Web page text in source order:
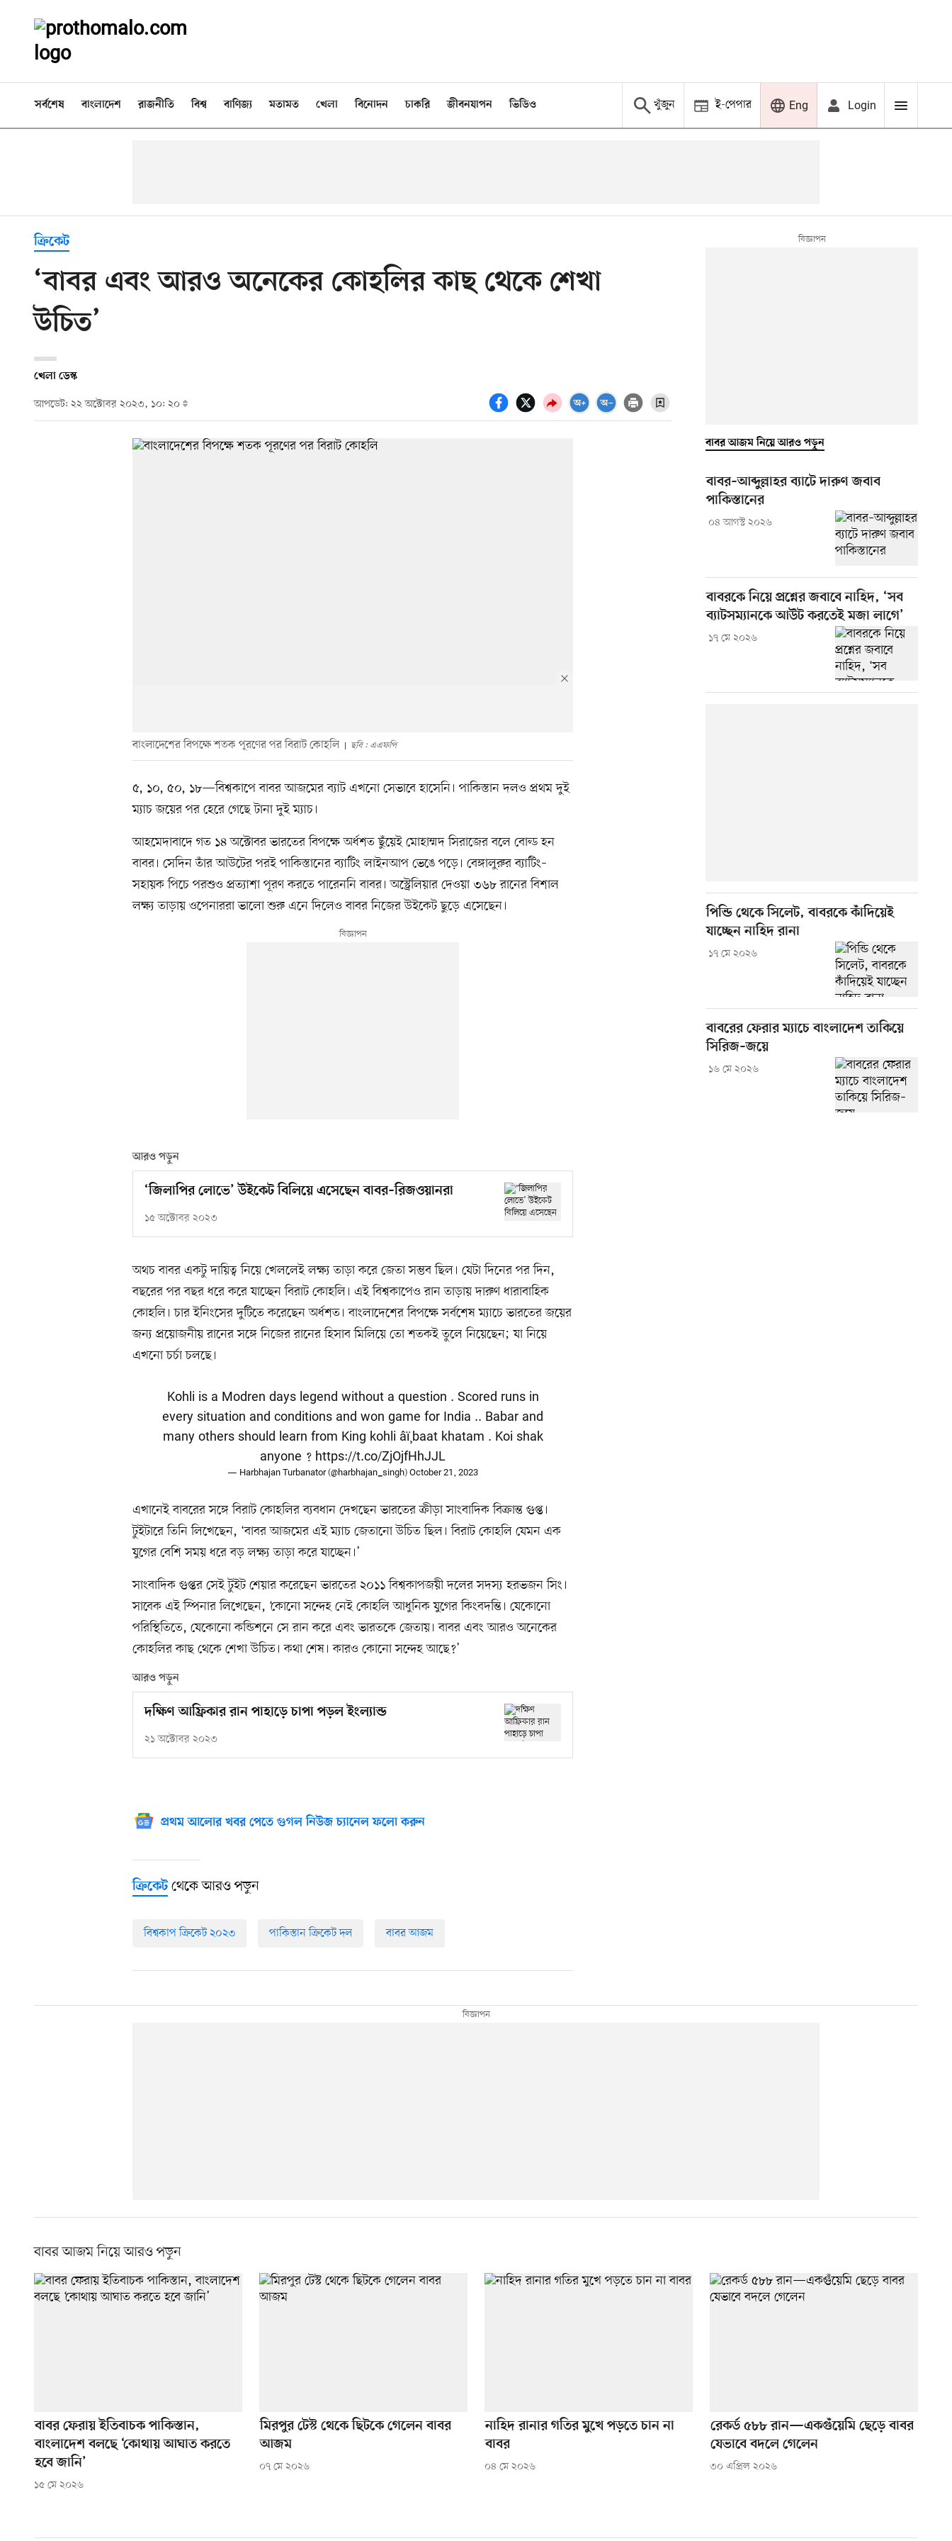
সর্বশেষ বাংলাদেশ রাজনীতি বিশ্ব বাণিজ্য মতামত খেলা বিনোদন চাকরি জীবনযাপন ভিডিও খুঁজুন ই-পেপার Eng Login
ক্রিকেট
‘বাবর এবং আরও অনেকের কোহলির কাছ থেকে শেখা
উচিত’
খেলা ডেস্ক
আপডেট: ২২ অক্টোবর ২০২৩, ১০: ২০
বাংলাদেশের বিপক্ষে শতক পূরণের পর বিরাট কোহলি ছবি : এএফপি
৫, ১০, ৫০, ১৮—বিশ্বকাপে বাবর আজমের ব্যাট এখনো সেভাবে হাসেনি। পাকিস্তান দলও প্রথম দুই
ম্যাচ জয়ের পর হেরে গেছে টানা দুই ম্যাচ।
আহমেদাবাদে গত ১৪ অক্টোবর ভারতের বিপক্ষে অর্ধশত ছুঁয়েই মোহাম্মদ সিরাজের বলে বোল্ড হন
বাবর। সেদিন তাঁর আউটের পরই পাকিস্তানের ব্যাটিং লাইনআপ ভেঙে পড়ে। বেঙ্গালুরুর ব্যাটিং–
সহায়ক পিচে পরশুও প্রত্যাশা পূরণ করতে পারেননি বাবর। অস্ট্রেলিয়ার দেওয়া ৩৬৮ রানের বিশাল
লক্ষ্য তাড়ায় ওপেনাররা ভালো শুরু এনে দিলেও বাবর নিজের উইকেট ছুড়ে এসেছেন।
আরও পড়ুন
‘জিলাপির লোভে’ উইকেট বিলিয়ে এসেছেন বাবর–রিজওয়ানরা
১৫ অক্টোবর ২০২৩
অথচ বাবর একটু দায়িত্ব নিয়ে খেললেই লক্ষ্য তাড়া করে জেতা সম্ভব ছিল। যেটা দিনের পর দিন,
বছরের পর বছর ধরে করে যাচ্ছেন বিরাট কোহলি। এই বিশ্বকাপেও রান তাড়ায় দারুণ ধারাবাহিক
কোহলি। চার ইনিংসের দুটিতে করেছেন অর্ধশত। বাংলাদেশের বিপক্ষে সর্বশেষ ম্যাচে ভারতের জয়ের
জন্য প্রয়োজনীয় রানের সঙ্গে নিজের রানের হিসাব মিলিয়ে তো শতকই তুলে নিয়েছেন; যা নিয়ে
এখনো চর্চা চলছে।
Kohli is a Modren days legend without a question . Scored runs in
every situation and conditions and won game for India .. Babar and
many others should learn from King kohli âï¸baat khatam . Koi shak
anyone ? https://t.co/ZjOjfHhJJL
— Harbhajan Turbanator (@harbhajan_singh)October 21, 2023
এখানেই বাবরের সঙ্গে বিরাট কোহলির ব্যবধান দেখছেন ভারতের ক্রীড়া সাংবাদিক বিক্রান্ত গুপ্ত।
টুইটারে তিনি লিখেছেন, ‘বাবর আজমের এই ম্যাচ জেতানো উচিত ছিল। বিরাট কোহলি যেমন এক
যুগের বেশি সময় ধরে বড় লক্ষ্য তাড়া করে যাচ্ছেন।’
সাংবাদিক গুপ্তর সেই টুইট শেয়ার করেছেন ভারতের ২০১১ বিশ্বকাপজয়ী দলের সদস্য হরভজন সিং।
সাবেক এই স্পিনার লিখেছেন, ‘কোনো সন্দেহ নেই কোহলি আধুনিক যুগের কিংবদন্তি। যেকোনো
পরিস্থিতিতে, যেকোনো কন্ডিশনে সে রান করে এবং ভারতকে জেতায়। বাবর এবং আরও অনেকের
কোহলির কাছ থেকে শেখা উচিত। কথা শেষ। কারও কোনো সন্দেহ আছে?’
আরও পড়ুন
দক্ষিণ আফ্রিকার রান পাহাড়ে চাপা পড়ল ইংল্যান্ড
২১ অক্টোবর ২০২৩
প্রথম আলোর খবর পেতে গুগল নিউজ চ্যানেল ফলো করুন
ক্রিকেটথেকে আরও পড়ুন
বিশ্বকাপ ক্রিকেট ২০২৩ পাকিস্তান ক্রিকেট দল বাবর আজম
বাবর আজম নিয়ে আরও পড়ুন
বাবর–আব্দুল্লাহর ব্যাটে দারুণ জবাব
পাকিস্তানের
০৪ আগস্ট ২০২৬
বাবরকে নিয়ে প্রশ্নের জবাবে নাহিদ, ‘সব
ব্যাটসম্যানকে আউট করতেই মজা লাগে’
১৭ মে ২০২৬
পিন্ডি থেকে সিলেট, বাবরকে কাঁদিয়েই
যাচ্ছেন নাহিদ রানা
১৭ মে ২০২৬
বাবরের ফেরার ম্যাচে বাংলাদেশ তাকিয়ে
সিরিজ–জয়ে
১৬ মে ২০২৬
বাবর আজম নিয়ে আরও পড়ুন
বাবর ফেরায় ইতিবাচক পাকিস্তান,
বাংলাদেশ বলছে ‘কোথায় আঘাত করতে
হবে জানি’
১৫ মে ২০২৬
মিরপুর টেস্ট থেকে ছিটকে গেলেন বাবর
আজম
০৭ মে ২০২৬
নাহিদ রানার গতির মুখে পড়তে চান না
বাবর
০৪ মে ২০২৬
রেকর্ড ৫৮৮ রান—একগুঁয়েমি ছেড়ে বাবর
যেভাবে বদলে গেলেন
৩০ এপ্রিল ২০২৬